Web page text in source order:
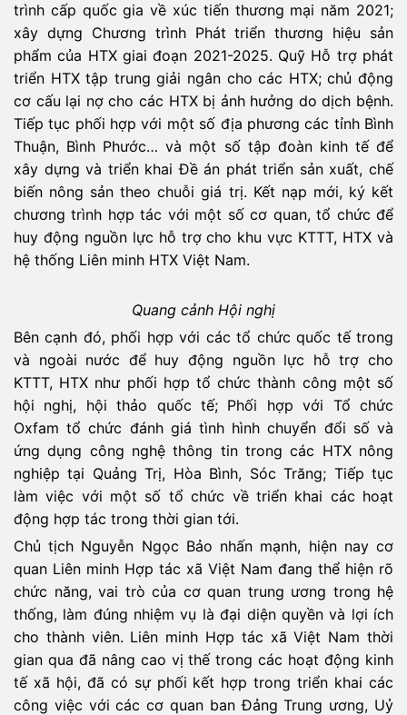
trình cấp quốc gia về xúc tiến thương mại năm 2021;
xây dựng Chương trình Phát triển thương hiệu sản
phẩm của HTX giai đoạn 2021-2025. Quỹ Hỗ trợ phát
triển HTX tập trung giải ngân cho các HTX; chủ động
cơ cấu lại nợ cho các HTX bị ảnh hưởng do dịch bệnh.
Tiếp tục phối hợp với một số địa phương các tỉnh Bình
Thuận, Bình Phước… và một số tập đoàn kinh tế để
xây dựng và triển khai Đề án phát triển sản xuất, chế
biến nông sản theo chuỗi giá trị. Kết nạp mới, ký kết
chương trình hợp tác với một số cơ quan, tổ chức để
huy động nguồn lực hỗ trợ cho khu vực KTTT, HTX và
hệ thống Liên minh HTX Việt Nam.
Quang cảnh Hội nghị
Bên cạnh đó, phối hợp với các tổ chức quốc tế trong
và ngoài nước để huy động nguồn lực hỗ trợ cho
KTTT, HTX như phối hợp tổ chức thành công một số
hội nghị, hội thảo quốc tế; Phối hợp với Tổ chức
Oxfam tổ chức đánh giá tình hình chuyển đổi số và
ứng dụng công nghệ thông tin trong các HTX nông
nghiệp tại Quảng Trị, Hòa Bình, Sóc Trăng; Tiếp tục
làm việc với một số tổ chức về triển khai các hoạt
động hợp tác trong thời gian tới.
Chủ tịch Nguyễn Ngọc Bảo nhấn mạnh, hiện nay cơ
quan Liên minh Hợp tác xã Việt Nam đang thể hiện rõ
chức năng, vai trò của cơ quan trung ương trong hệ
thống, làm đúng nhiệm vụ là đại diện quyền và lợi ích
cho thành viên. Liên minh Hợp tác xã Việt Nam thời
gian qua đã nâng cao vị thế trong các hoạt động kinh
tế xã hội, đã có sự phối kết hợp trong triển khai các
công việc với các cơ quan ban Đảng Trung ương, Uỷ